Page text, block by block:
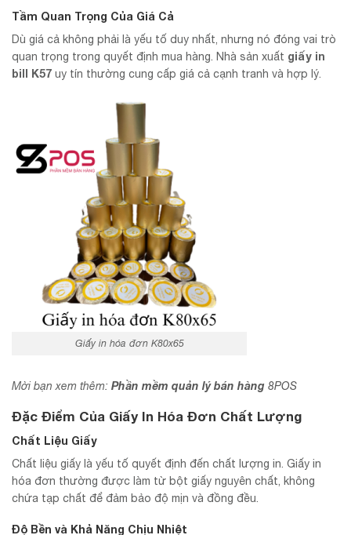
Tầm Quan Trọng Của Giá Cả
Dù giá cả không phải là yếu tố duy nhất, nhưng nó đóng vai trò
quan trọng trong quyết định mua hàng. Nhà sản xuất giấy in
bill K57 uy tín thường cung cấp giá cả cạnh tranh và hợp lý.
Giấy in hóa đơn K80x65
Mời bạn xem thêm: Phần mềm quản lý bán hàng 8POS
Đặc Điểm Của Giấy In Hóa Đơn Chất Lượng
Chất Liệu Giấy
Chất liệu giấy là yếu tố quyết định đến chất lượng in. Giấy in
hóa đơn thường được làm từ bột giấy nguyên chất, không
chứa tạp chất để đảm bảo độ mịn và đồng đều.
Độ Bền và Khả Năng Chịu Nhiệt